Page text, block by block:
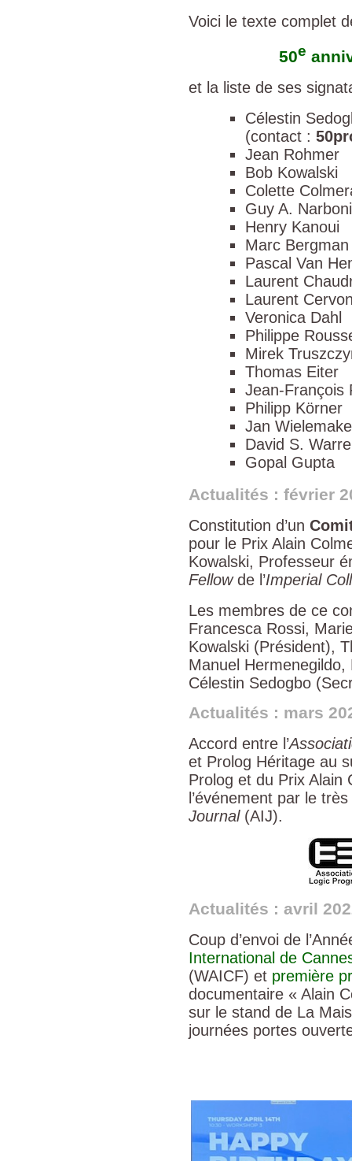
Voici le texte complet
50e
et la liste de ses
Célestin
(contact :
Jean Rohmer
Bob Kowalski
Colette
Guy A. Narboni
Henry Kanoui
Marc Bergman
Pascal Van
Laurent
Laurent
Veronica Dahl
Philippe
Mirek
Thomas Eiter
Jean-François
Philipp Körner
Jan
David S.
Gopal Gupta
Actualités : février
Constitution d’un
pour le Prix Alain
Kowalski, Professeur
Fellowde l’Imperial
Les membres de ce
Francesca Rossi,
Kowalski (Président),
Manuel
Célestin Sedogbo
Actualités : mars
Accord entre l’
et Prolog Héritage au
Prolog et du Prix Alain
l’événement par le
Journal(AIJ).
Actualités : avril
Coup d’envoi de
International de
(WAICF) et première
documentaire « Alain
sur le stand de La
journées portes